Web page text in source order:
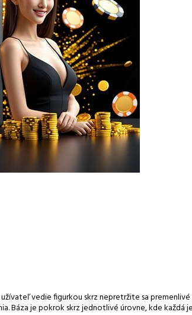
vedie figurkou skrz nepretržite sa
Báza je pokrok skrz jednotlivé úrovne, kde každá